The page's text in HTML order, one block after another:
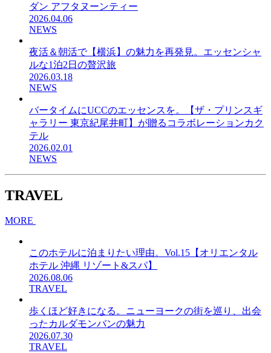
ダン アフタヌーンティー
2026.04.06
NEWS
夜活＆朝活で【横浜】の魅力を再発見。エッセンシャ
ルな1泊2日の贅沢旅
2026.03.18
NEWS
バータイムにUCCのエッセンスを。【ザ・プリンスギ
ャラリー 東京紀尾井町】が贈るコラボレーションカク
テル
2026.02.01
NEWS
TRAVEL
MORE
このホテルに泊まりたい理由。Vol.15【オリエンタル
ホテル 沖縄 リゾート&スパ】
2026.08.06
TRAVEL
歩くほど好きになる。ニューヨークの街を巡り、出会
ったカルダモンバンの魅力
2026.07.30
TRAVEL